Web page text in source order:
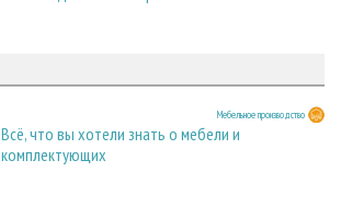
Мебельное производство
Всё, что вы хотели знать о мебели и
комплектующих